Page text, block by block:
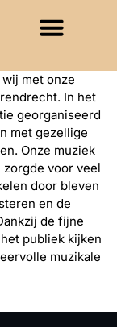
met onze
In het
georganiseerd
met gezellige
Onze muziek
voor veel
door bleven
en de
de fijne
publiek kijken
muzikale